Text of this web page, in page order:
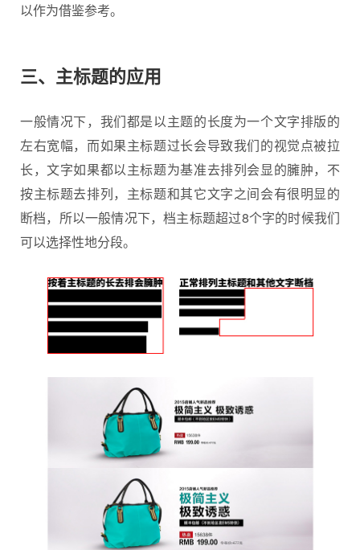
以作为借鉴参考。
三、 主标题的应用
一般情况下，我们都是以主题的长度为一个文字排版的
左右宽幅，而如果主标题过长会导致我们的视觉点被拉
长，文字如果都以主标题为基准去排列会显的臃肿，不
按主标题去排列，主标题和其它文字之间会有很明显的
断档，所以一般情况下，档主标题超过8个字的时候我们
可以选择性地分段。